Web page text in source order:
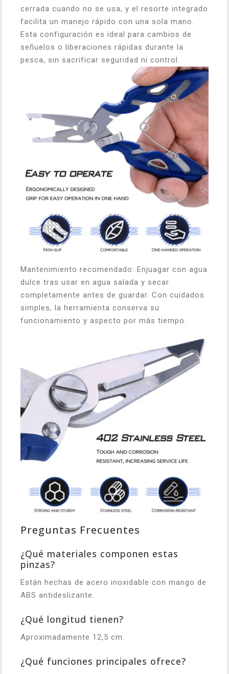
cerrada cuando no se usa, y el resorte integrado
facilita un manejo rápido con una sola mano.
Esta configuración es ideal para cambios de
señuelos o liberaciones rápidas durante la
pesca, sin sacrificar seguridad ni control.
Mantenimiento recomendado: Enjuagar con agua
dulce tras usar en agua salada y secar
completamente antes de guardar. Con cuidados
simples, la herramienta conserva su
funcionamiento y aspecto por más tiempo.
Preguntas Frecuentes
¿Qué materiales componen estas
pinzas?
Están hechas de acero inoxidable con mango de
ABS antideslizante.
¿Qué longitud tienen?
Aproximadamente 12,5 cm.
¿Qué funciones principales ofrece?